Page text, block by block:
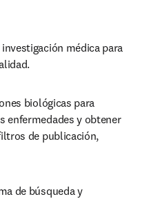
médica para
biológicas para
enfermedades y obtener
de publicación,
de búsqueda y